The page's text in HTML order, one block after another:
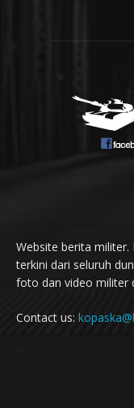
Website berita
terkini dari seluruh
foto dan video militer
Contact us: